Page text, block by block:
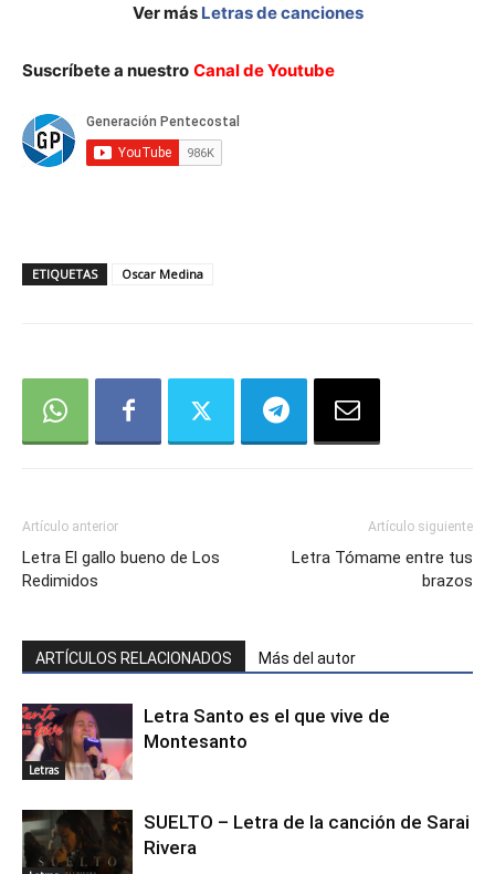
Ver más Letras de canciones
Suscríbete a nuestro Canal de Youtube
ETIQUETAS Oscar Medina
Artículo anterior
Letra El gallo bueno de Los
Redimidos
Artículo siguiente
Letra Tómame entre tus
brazos
ARTÍCULOS RELACIONADOS Más del autor
Letras
Letra Santo es el que vive de
Montesanto
SUELTO – Letra de la canción de Sarai
Rivera